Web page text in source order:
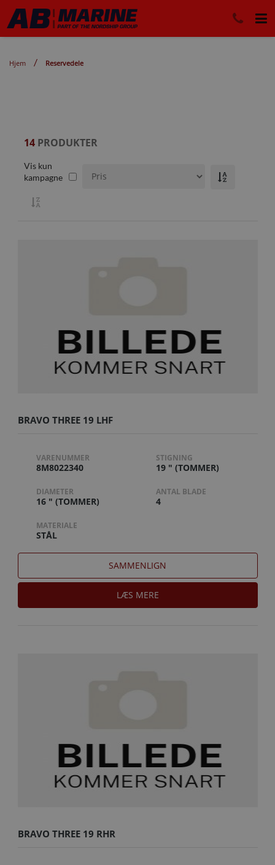
Hjem Reservedele
14PRODUKTER
Vis kun
kampagne
BRAVO THREE 19 LHF
VARENUMMER
8M8022340
STIGNING
19 " (TOMMER)
DIAMETER
16 " (TOMMER)
ANTAL BLADE
4
MATERIALE
STÅL
SAMMENLIGN
LÆS MERE
BRAVO THREE 19 RHR